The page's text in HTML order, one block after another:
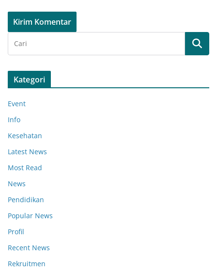
Kategori
Event
Info
Kesehatan
Latest News
Most Read
News
Pendidikan
Popular News
Profil
Recent News
Rekruitmen